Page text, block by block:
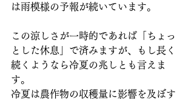
は雨模様の予報が続いています。
この涼しさが一時的であれば「ちょっ
とした休息」で済みますが、もし長く
続くようなら冷夏の兆しとも言えま
す。
冷夏は農作物の収穫量に影響を及ぼす